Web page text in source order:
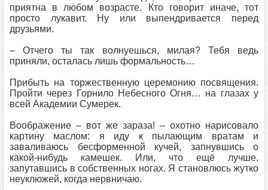
приятна в любом возрасте. Кто говорит иначе, тот
просто лукавит. Ну или выпендривается перед
друзьями.
– Отчего ты так волнуешься, милая? Тебя ведь
приняли, осталась лишь формальность…
Прибыть на торжественную церемонию посвящения.
Пройти через Горнило Небесного Огня… на глазах у
всей Академии Сумерек.
Воображение – вот же зараза! – охотно нарисовало
картину маслом: я иду к пылающим вратам и
заваливаюсь бесформенной кучей, запнувшись о
какой-нибудь камешек. Или, что ещё лучше,
запутавшись в собственных ногах. Я становлюсь жутко
неуклюжей, когда нервничаю.